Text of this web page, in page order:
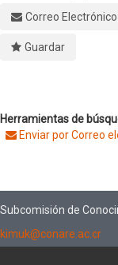
Correo Electrónico
Guardar
Herramientas de
Enviar por Correo
Subcomisión de
kimuk@conare.ac.cr